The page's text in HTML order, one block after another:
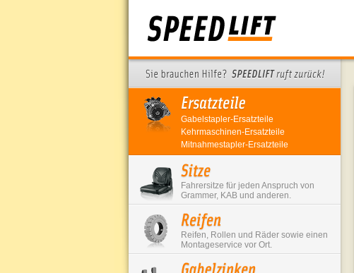
Gabelstapler-Ersatzteile
Kehrmaschinen-Ersatzteile
Mitnahmestapler-Ersatzteile
Fahrersitze für jeden Anspruch von
Grammer, KAB und anderen.
Reifen, Rollen und Räder sowie einen
Montageservice vor Ort.